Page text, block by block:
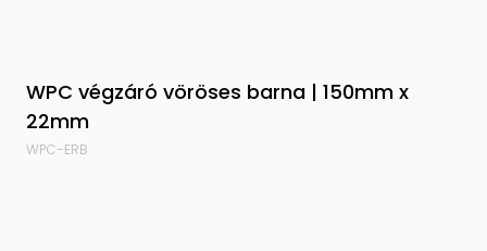
WPC végzáró vöröses barna | 150mm x
22mm
WPC-ERB